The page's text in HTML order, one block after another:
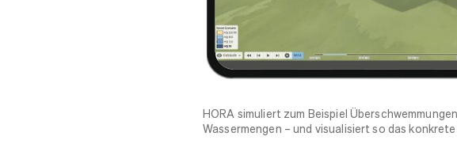
HORA simuliert zum Beispiel
Wassermengen – und visualisiert so das konkrete